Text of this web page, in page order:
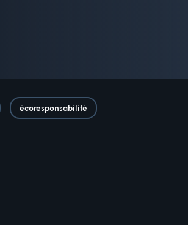
écoresponsabilité